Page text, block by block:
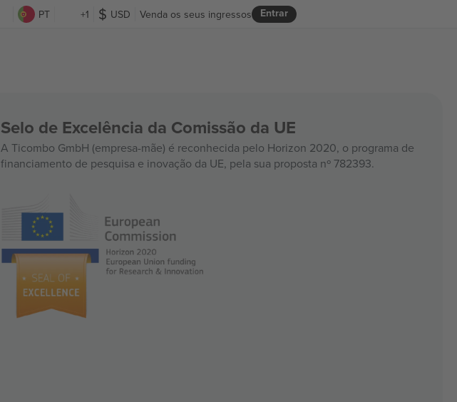
PT +1 USD Entrar
Venda os seus ingressos
Selo de Excelência da Comissão da UE
A Ticombo GmbH (empresa-mãe) é reconhecida pelo Horizon 2020, o programa de
financiamento de pesquisa e inovação da UE, pela sua proposta nº 782393.